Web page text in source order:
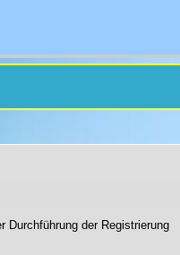
Durchführung der Registrierung